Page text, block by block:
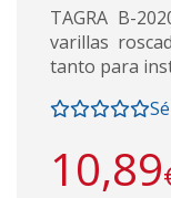
TAGRA B-
varillas
tanto para
10,89